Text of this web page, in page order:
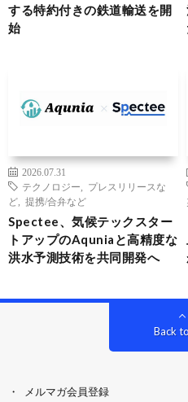
する特約付きの鉄道輸送を開
始
2026.07.31
テクノロジー
プレスリリースな
ど
提携/合弁など
Spectee、気候テックスター
トアップのAquniaと高精度な
洪水予測技術を共同開発へ
Back
メルマガ会員登録